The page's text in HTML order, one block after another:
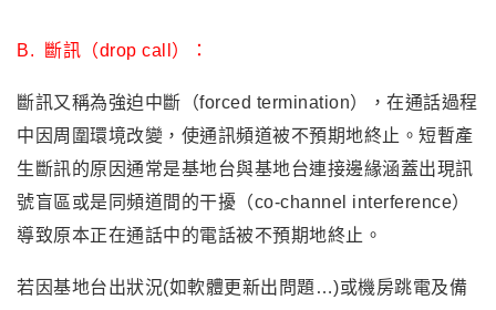
B. 斷訊（drop call）：
斷訊又稱為強迫中斷（forced termination），在通話過程
中因周圍環境改變，使通訊頻道被不預期地終止。短暫產
生斷訊的原因通常是基地台與基地台連接邊緣涵蓋出現訊
號盲區或是同頻道間的干擾（co-channel interference）
導致原本正在通話中的電話被不預期地終止。
若因基地台出狀況(如軟體更新出問題…)或機房跳電及備